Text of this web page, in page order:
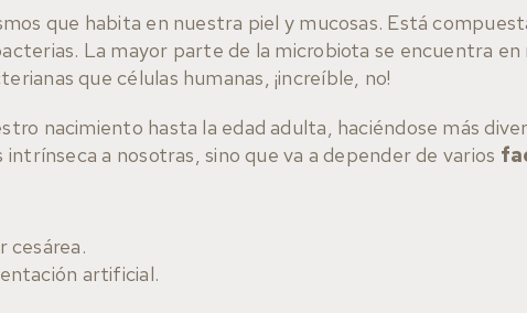
que habita en nuestra piel y mucosas. Está
La mayor parte de la microbiota se encuentra
que células humanas, ¡increíble, no!
nacimiento hasta la edad adulta, haciéndose más
a nosotras, sino que va a depender de varios
cesárea.
artificial.